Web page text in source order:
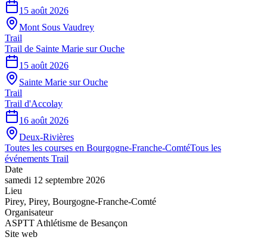
15 août 2026
Mont Sous Vaudrey
Trail
Trail de Sainte Marie sur Ouche
15 août 2026
Sainte Marie sur Ouche
Trail
Trail d'Accolay
16 août 2026
Deux-Rivières
Toutes les courses en Bourgogne-Franche-ComtéTous les
événements Trail
Date
samedi 12 septembre 2026
Lieu
Pirey, Pirey, Bourgogne-Franche-Comté
Organisateur
ASPTT Athlétisme de Besançon
Site web